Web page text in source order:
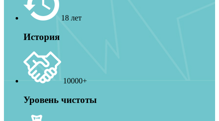
18 лет
История
10000+
Уровень чистоты